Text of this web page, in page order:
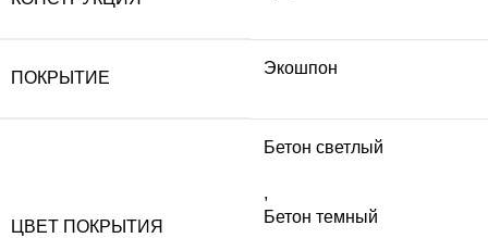
ПОКРЫТИЕ
Экошпон
ЦВЕТ ПОКРЫТИЯ
Бетон светлый
,
Бетон темный